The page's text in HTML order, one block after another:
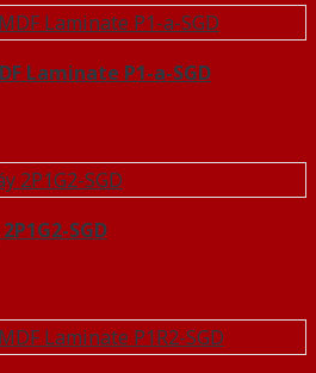
Laminate P1-a-SGD
SGD